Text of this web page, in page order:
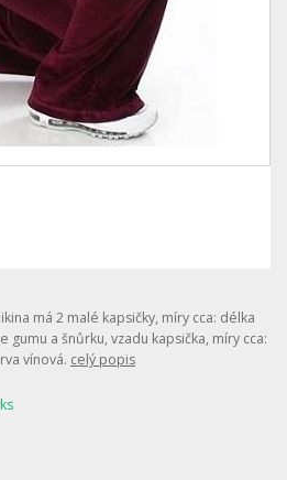
má 2 malé kapsičky, míry cca: délka
gumu a šnůrku, vzadu kapsička, míry cca:
vínová. celý popis